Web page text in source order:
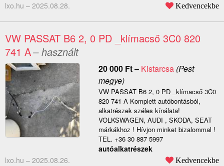
lxo.hu – 2025.08.28. Kedvencekbe
VW PASSAT B6 2, 0 PD _klímacső 3C0 820
741 A– használt
20 000 Ft– Kistarcsa(Pest
megye)
VW PASSAT B6 2, 0 PD _klímacső 3C0
820 741 A Komplett autóbontásból,
alkatrészek széles kínálata!
VOLKSWAGEN, AUDI , SKODA, SEAT
márkákhoz ! Hívjon minket bizalommal !
TEL. +36 30 887 5997
autóalkatrészek
lxo.hu – 2025.08.26. Kedvencekbe